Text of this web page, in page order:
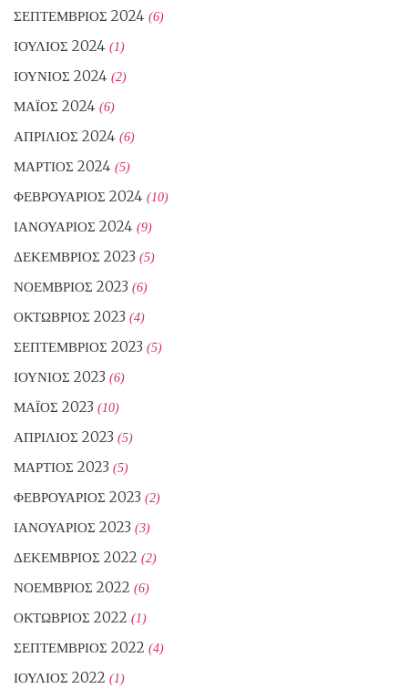
ΣΕΠΤΈΜΒΡΙΟΣ 2024 (6)
ΙΟΎΛΙΟΣ 2024 (1)
ΙΟΎΝΙΟΣ 2024 (2)
ΜΆΙΟΣ 2024 (6)
ΑΠΡΊΛΙΟΣ 2024 (6)
ΜΆΡΤΙΟΣ 2024 (5)
ΦΕΒΡΟΥΆΡΙΟΣ 2024 (10)
ΙΑΝΟΥΆΡΙΟΣ 2024 (9)
ΔΕΚΈΜΒΡΙΟΣ 2023 (5)
ΝΟΈΜΒΡΙΟΣ 2023 (6)
ΟΚΤΏΒΡΙΟΣ 2023 (4)
ΣΕΠΤΈΜΒΡΙΟΣ 2023 (5)
ΙΟΎΝΙΟΣ 2023 (6)
ΜΆΙΟΣ 2023 (10)
ΑΠΡΊΛΙΟΣ 2023 (5)
ΜΆΡΤΙΟΣ 2023 (5)
ΦΕΒΡΟΥΆΡΙΟΣ 2023 (2)
ΙΑΝΟΥΆΡΙΟΣ 2023 (3)
ΔΕΚΈΜΒΡΙΟΣ 2022 (2)
ΝΟΈΜΒΡΙΟΣ 2022 (6)
ΟΚΤΏΒΡΙΟΣ 2022 (1)
ΣΕΠΤΈΜΒΡΙΟΣ 2022 (4)
ΙΟΎΛΙΟΣ 2022 (1)